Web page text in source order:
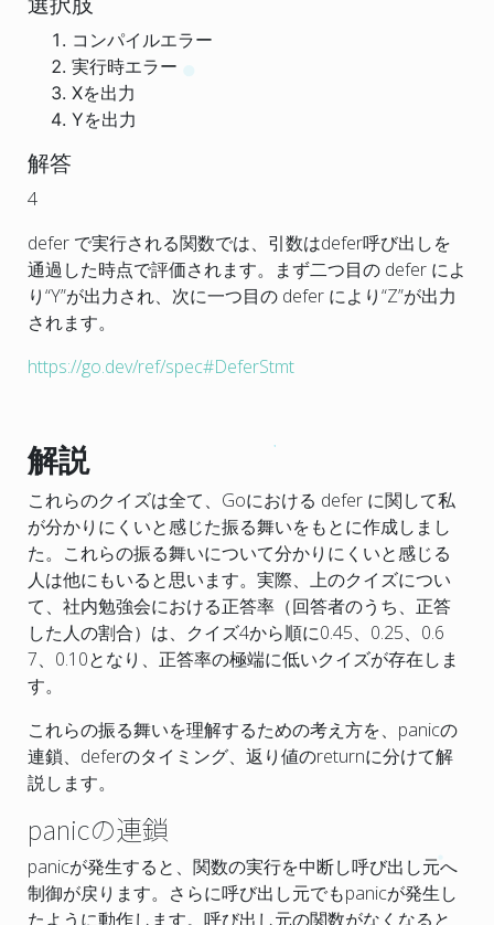
コンパイルエラー
実行時エラー
Xを出力
Yを出力
解答
4
defer で実行される関数では、引数はdefer呼び出しを
通過した時点で評価されます。まず二つ目の defer によ
り“Y”が出力され、次に一つ目の defer により“Z”が出力
されます。
https://go.dev/ref/spec#DeferStmt
解説
これらのクイズは全て、Goにおける defer に関して私
が分かりにくいと感じた振る舞いをもとに作成しまし
た。これらの振る舞いについて分かりにくいと感じる
人は他にもいると思います。実際、上のクイズについ
て、社内勉強会における正答率（回答者のうち、正答
した人の割合）は、クイズ4から順に0.45、0.25、0.6
7、0.10となり、正答率の極端に低いクイズが存在しま
す。
これらの振る舞いを理解するための考え方を、panicの
連鎖、deferのタイミング、返り値のreturnに分けて解
説します。
panicの連鎖
panicが発生すると、関数の実行を中断し呼び出し元へ
制御が戻ります。さらに呼び出し元でもpanicが発生し
たように動作します。呼び出し元の関数がなくなると